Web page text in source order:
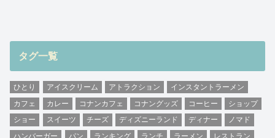
タグ一覧
ひとり アイスクリーム アトラクション
インスタントラーメン
カフェ
カレー コナンカフェ コナングッズ コーヒー
ショップ
ショー
スイーツ チーズ ディズニーランド ディナー
ノマド
ハンバーガー
パン ランキング ランチ ラーメン
レストラン